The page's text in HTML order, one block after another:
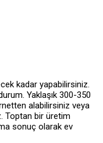
kadar yapabilirsiniz.
Yaklaşık 300-350
alabilirsiniz veya
Toptan bir üretim
sonuç olarak ev